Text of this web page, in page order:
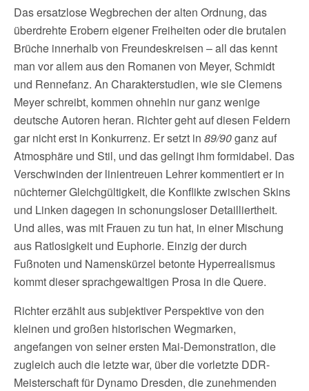
Das ersatzlose Wegbrechen der alten Ordnung, das
überdrehte Erobern eigener Freiheiten oder die brutalen
Brüche innerhalb von Freundeskreisen – all das kennt
man vor allem aus den Romanen von Meyer, Schmidt
und Rennefanz. An Charakterstudien, wie sie Clemens
Meyer schreibt, kommen ohnehin nur ganz wenige
deutsche Autoren heran. Richter geht auf diesen Feldern
gar nicht erst in Konkurrenz. Er setzt in 89/90ganz auf
Atmosphäre und Stil, und das gelingt ihm formidabel. Das
Verschwinden der linientreuen Lehrer kommentiert er in
nüchterner Gleichgültigkeit, die Konflikte zwischen Skins
und Linken dagegen in schonungsloser Detailliertheit.
Und alles, was mit Frauen zu tun hat, in einer Mischung
aus Ratlosigkeit und Euphorie. Einzig der durch
Fußnoten und Namenskürzel betonte Hyperrealismus
kommt dieser sprachgewaltigen Prosa in die Quere.
Richter erzählt aus subjektiver Perspektive von den
kleinen und großen historischen Wegmarken,
angefangen von seiner ersten Mai-Demonstration, die
zugleich auch die letzte war, über die vorletzte DDR-
Meisterschaft für Dynamo Dresden, die zunehmenden